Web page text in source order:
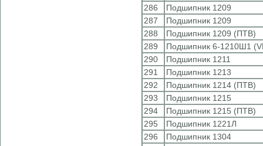
286
Подшипник 1209
287
Подшипник 1209
288
Подшипник 1209 (ПТВ)
289
Подшипник 6-1210Ш1
290
Подшипник 1211
291
Подшипник 1213
292
Подшипник 1214 (ПТВ)
293
Подшипник 1215
294
Подшипник 1215 (ПТВ)
295
Подшипник 1221Л
296
Подшипник 1304